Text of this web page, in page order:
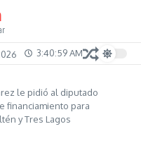
3:40:59 AM
le pidió al diputado
financiamiento para
y Tres Lagos